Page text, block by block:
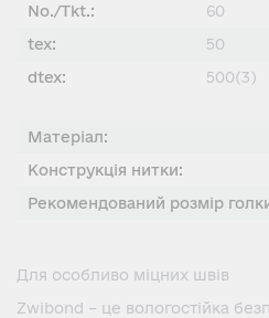
No./Tkt.:
60
tex:
50
dtex:
500(3)
Матерiал:
Конструкція нитки:
Рекомендований розмір
Для особливо міцних швів
Zwibond – це вологостійка